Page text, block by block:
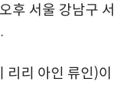
후 서울 강남구 서
리리 아인 류인)이